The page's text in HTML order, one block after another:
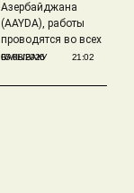
Азербайджана
(AAYDA), работы
проводятся во всех
БАКЫБАКУ
05/08/2026 21:02